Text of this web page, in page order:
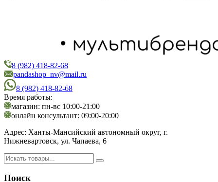
PandaShop
Интернет-магазин косметики
8 (982) 418-82-68
pandashop_nv@mail.ru
8 (982) 418-82-68
Время работы:
магазин: пн-вс 10:00-21:00
онлайн консультант: 09:00-20:00
Адрес: Ханты-Мансийский автономный округ, г.
Нижневартовск, ул. Чапаева, 6
Поиск